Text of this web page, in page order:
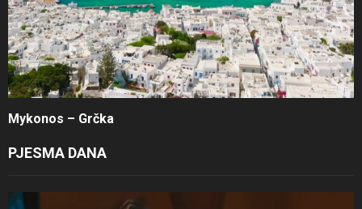
Mykonos – Grčka
PJESMA DANA